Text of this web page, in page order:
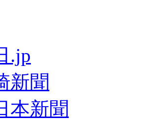
.jp
新聞
本新聞